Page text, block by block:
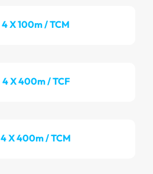
4 X 100m / TCM
4 X 400m / TCF
4 X 400m / TCM